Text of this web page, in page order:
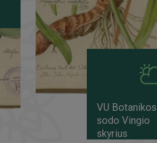
VU Botanikos
sodo Vingio
skyrius